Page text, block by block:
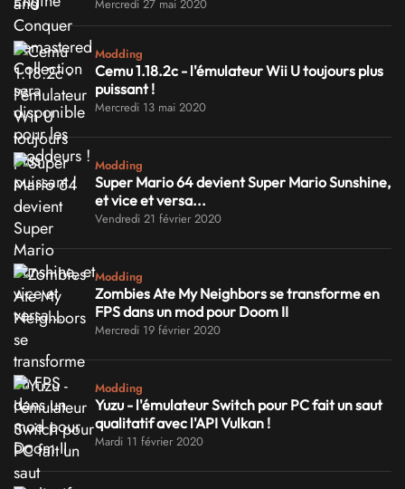
Mercredi 27 mai 2020
Modding
Cemu 1.18.2c - l'émulateur Wii U toujours plus
puissant !
Mercredi 13 mai 2020
Modding
Super Mario 64 devient Super Mario Sunshine,
et vice et versa...
Vendredi 21 février 2020
Modding
Zombies Ate My Neighbors se transforme en
FPS dans un mod pour Doom II
Mercredi 19 février 2020
Modding
Yuzu - l'émulateur Switch pour PC fait un saut
qualitatif avec l'API Vulkan !
Mardi 11 février 2020